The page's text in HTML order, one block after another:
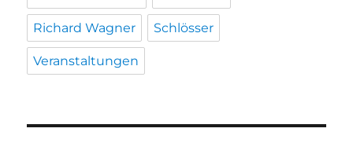
Richard Wagner Schlösser
Veranstaltungen